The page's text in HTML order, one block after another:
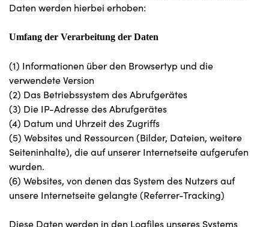
Daten werden hierbei erhoben:
Umfang der Verarbeitung der Daten
(1) Informationen über den Browsertyp und die
verwendete Version
(2) Das Betriebssystem des Abrufgerätes
(3) Die IP-Adresse des Abrufgerätes
(4) Datum und Uhrzeit des Zugriffs
(5) Websites und Ressourcen (Bilder, Dateien, weitere
Seiteninhalte), die auf unserer Internetseite aufgerufen
wurden.
(6) Websites, von denen das System des Nutzers auf
unsere Internetseite gelangte (Referrer-Tracking)
Diese Daten werden in den Logfiles unseres Systems